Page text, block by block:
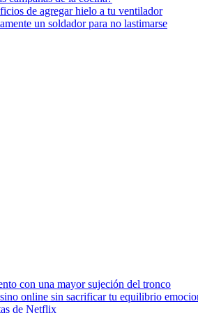
de agregar hielo a tu ventilador
un soldador para no lastimarse
con una mayor sujeción del tronco
online sin sacrificar tu equilibrio
de Netflix